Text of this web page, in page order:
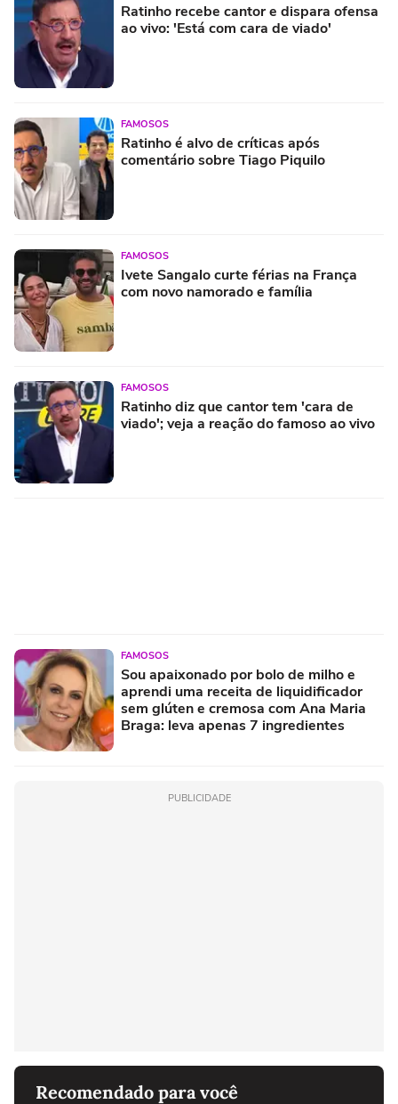
Ratinho recebe cantor e dispara ofensa
ao vivo: 'Está com cara de viado'
FAMOSOS
Ratinho é alvo de críticas após
comentário sobre Tiago Piquilo
FAMOSOS
Ivete Sangalo curte férias na França
com novo namorado e família
FAMOSOS
Ratinho diz que cantor tem 'cara de
viado'; veja a reação do famoso ao vivo
FAMOSOS
Sou apaixonado por bolo de milho e
aprendi uma receita de liquidificador
sem glúten e cremosa com Ana Maria
Braga: leva apenas 7 ingredientes
PUBLICIDADE
Recomendado para você